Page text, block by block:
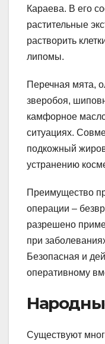
Караева. В его
растительные
растворить
липомы.
Перечная мята,
зверобоя,
камфорное
ситуациях.
подкожный
устранению
Преимущество
операции –
разрешено
при
Безопасная и
оперативному
Существуют